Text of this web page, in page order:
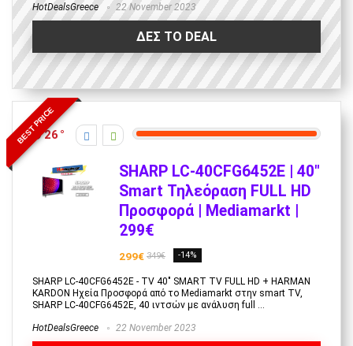
HotDealsGreece 22 November 2023
ΔΕΣ ΤΟ DEAL
BEST PRICE
26
SHARP LC-40CFG6452E | 40″
Smart Τηλεόραση FULL HD
Προσφορά | Μediamarkt |
299€
299€ 349€ -14%
SHARP LC-40CFG6452E - TV 40" SMART TV FULL HD + HARMAN
KARDON Ηχεία Προσφορά από το Mediamarkt στην smart TV,
SHARP LC-40CFG6452E, 40 ιντσών με ανάλυση full ...
HotDealsGreece 22 November 2023